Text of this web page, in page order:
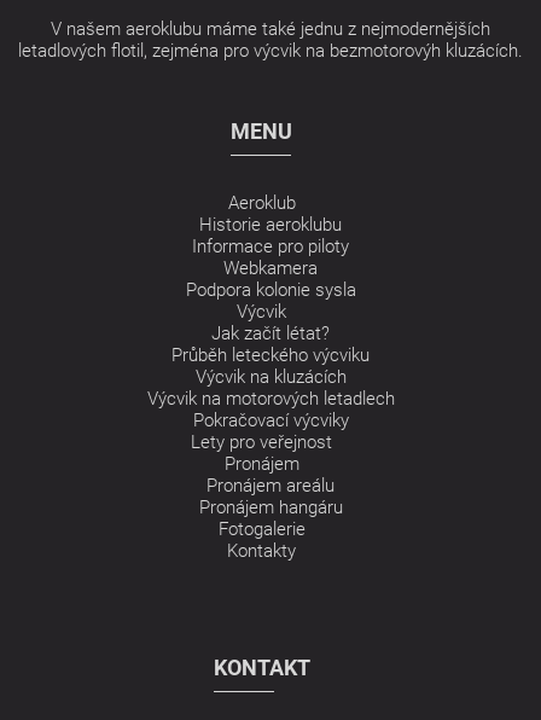
V našem aeroklubu máme také jednu z nejmodernějších
letadlových flotil, zejména pro výcvik na bezmotorovýh kluzácích.
MENU
Aeroklub
Historie aeroklubu
Informace pro piloty
Webkamera
Podpora kolonie sysla
Výcvik
Jak začít létat?
Průběh leteckého výcviku
Výcvik na kluzácích
Výcvik na motorových letadlech
Pokračovací výcviky
Lety pro veřejnost
Pronájem
Pronájem areálu
Pronájem hangáru
Fotogalerie
Kontakty
KONTAKT